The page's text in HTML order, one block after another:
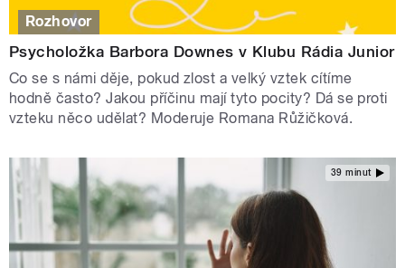
Rozhovor
Psycholožka Barbora Downes v Klubu Rádia Junior
Co se s námi děje, pokud zlost a velký vztek cítíme
hodně často? Jakou příčinu mají tyto pocity? Dá se proti
vzteku něco udělat? Moderuje Romana Růžičková.
39 minut